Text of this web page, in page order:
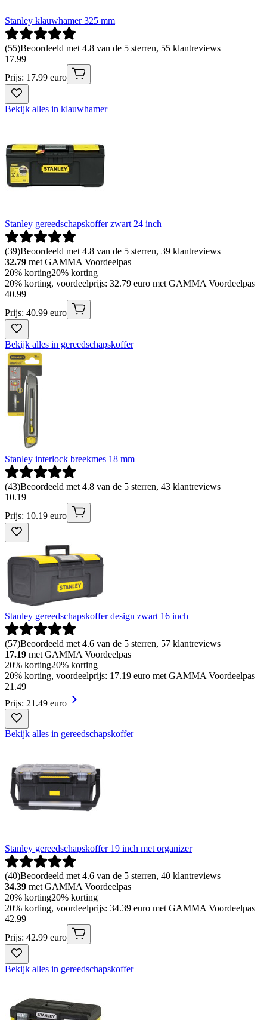
Stanley klauwhamer 325 mm
(55)Beoordeeld met 4.8 van de 5 sterren, 55 klantreviews
17.99
Prijs: 17.99 euro
Bekijk alles in klauwhamer
Stanley gereedschapskoffer zwart 24 inch
(39)Beoordeeld met 4.8 van de 5 sterren, 39 klantreviews
32.79 met GAMMA Voordeelpas
20% korting20% korting
20% korting, voordeelprijs: 32.79 euro met GAMMA Voordeelpas
40.99
Prijs: 40.99 euro
Bekijk alles in gereedschapskoffer
Stanley interlock breekmes 18 mm
(43)Beoordeeld met 4.8 van de 5 sterren, 43 klantreviews
10.19
Prijs: 10.19 euro
Stanley gereedschapskoffer design zwart 16 inch
(57)Beoordeeld met 4.6 van de 5 sterren, 57 klantreviews
17.19 met GAMMA Voordeelpas
20% korting20% korting
20% korting, voordeelprijs: 17.19 euro met GAMMA Voordeelpas
21 .49
Prijs: 21.49 euro
Bekijk alles in gereedschapskoffer
Stanley gereedschapskoffer 19 inch met organizer
(40)Beoordeeld met 4.6 van de 5 sterren, 40 klantreviews
34.39 met GAMMA Voordeelpas
20% korting20% korting
20% korting, voordeelprijs: 34.39 euro met GAMMA Voordeelpas
42.99
Prijs: 42.99 euro
Bekijk alles in gereedschapskoffer